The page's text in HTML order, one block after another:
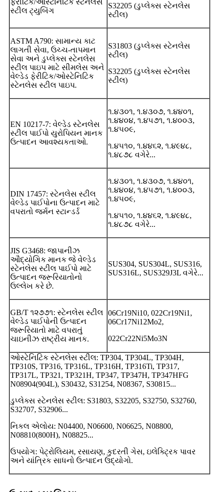
ફેરીટિક/ઓસ્ટેનિટિક સ્ટેનલેસ
સ્ટીલ ટ્યુબિંગ
S32205 (ડુપ્લેક્સ સ્ટેનલેસ
સ્ટીલ)
ASTM A790: સામાન્ય કાટ
લાગતી સેવા, ઉચ્ચ-તાપમાન
સેવા અને ડુપ્લેક્સ સ્ટેનલેસ
સ્ટીલ પાઇપ માટે સીમલેસ અને
વેલ્ડેડ ફેરીટિક/ઓસ્ટેનિટિક
સ્ટેનલેસ સ્ટીલ પાઇપ.
S31803 (ડુપ્લેક્સ સ્ટેનલેસ
સ્ટીલ)
S32205 (ડુપ્લેક્સ સ્ટેનલેસ
સ્ટીલ)
EN 10217-7: વેલ્ડેડ સ્ટેનલેસ
સ્ટીલ પાઈપો યુરોપિયન માનક
ઉત્પાદન આવશ્યકતાઓ.
૧.૪૩૦૧, ૧.૪૩૦૭, ૧.૪૪૦૧,
૧.૪૪૦૪, ૧.૪૫૭૧, ૧.૪૦૦૩,
૧.૪૫૦૯,
૧.૪૫૧૦, ૧.૪૪૬૨, ૧.૪૯૪૮,
૧.૪૮૭૮ વગેરે...
DIN 17457: સ્ટેનલેસ સ્ટીલ
વેલ્ડેડ પાઈપોના ઉત્પાદન માટે
વપરાતો જર્મન સ્ટાન્ડર્ડ
૧.૪૩૦૧, ૧.૪૩૦૭, ૧.૪૪૦૧,
૧.૪૪૦૪, ૧.૪૫૭૧, ૧.૪૦૦૩,
૧.૪૫૦૯,
૧.૪૫૧૦, ૧.૪૪૬૨, ૧.૪૯૪૮,
૧.૪૮૭૮ વગેરે...
JIS G3468: જાપાનીઝ
ઔદ્યોગિક માનક જે વેલ્ડેડ
સ્ટેનલેસ સ્ટીલ પાઈપો માટે
ઉત્પાદન જરૂરિયાતોનો
ઉલ્લેખ કરે છે.
SUS304, SUS304L, SUS316,
SUS316L, SUS329J3L વગેરે...
GB/T ૧૨૭૭૧: સ્ટેનલેસ સ્ટીલ
વેલ્ડેડ પાઈપોની ઉત્પાદન
જરૂરિયાતો માટે વપરાતું
ચાઇનીઝ રાષ્ટ્રીય માનક.
06Cr19Ni10, 022Cr19Ni1,
06Cr17Ni12Mo2,
022Cr22Ni5Mo3N
ઓસ્ટેનિટિક સ્ટેનલેસ સ્ટીલ: TP304, TP304L, TP304H,
TP310S, TP316, TP316L, TP316H, TP316Ti, TP317,
TP317L, TP321, TP321H, TP347, TP347H, TP347HFG
N08904(904L), S30432, S31254, N08367, S30815...
ડુપ્લેક્સ સ્ટેનલેસ સ્ટીલ: S31803, S32205, S32750, S32760,
S32707, S32906...
નિકલ એલોય: N04400, N06600, N06625, N08800,
N08810(800H), N08825...
ઉપયોગ: પેટ્રોલિયમ, રસાયણ, કુદરતી ગેસ, ઇલેક્ટ્રિક પાવર
અને યાંત્રિક સાધનો ઉત્પાદન ઉદ્યોગો.